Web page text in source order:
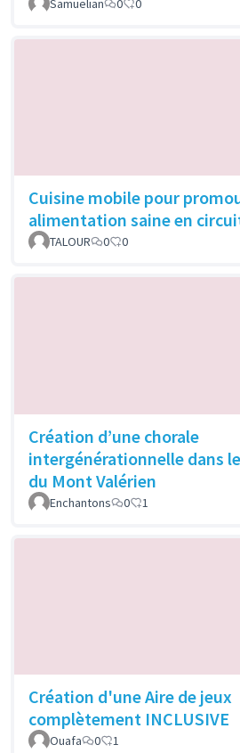
Samuelian 0 0
Cuisine mobile pour
alimentation saine en
TALOUR 0 0
Création d’une chorale
intergénérationnelle dans
du Mont Valérien
Enchantons 0 1
Création d'une Aire de jeux
complètement INCLUSIVE
Ouafa 0 1